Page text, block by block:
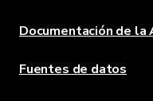
Documentación de la
Fuentes de datos